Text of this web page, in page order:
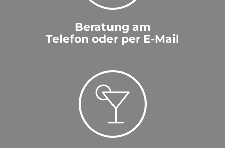
Beratung am
Telefon oder per E-Mail